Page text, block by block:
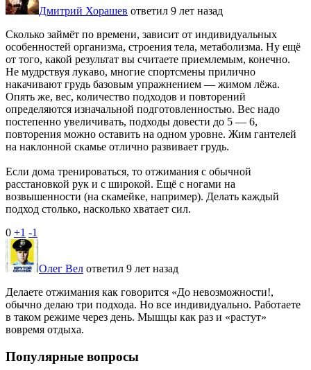
Дмитрий Хорашев ответил 9 лет назад
Сколько займёт по времени, зависит от индивидуальных
особенностей организма, строения тела, метаболизма. Ну ещё
от того, какой результат вы считаете приемлемым, конечно.
Не мудрствуя лукаво, многие спортсмены прилично
накачивают грудь базовым упражнением — жимом лёжа.
Опять же, вес, количество подходов и повторений
определяются изначальной подготовленностью. Вес надо
постепенно увеличивать, подходы довести до 5 — 6,
повторения можно оставить на одном уровне. Жим гантелей
на наклонной скамье отлично развивает грудь.
Если дома тренироваться, то отжимания с обычной
расстановкой рук и с широкой. Ещё с ногами на
возвышенности (на скамейке, например). Делать каждый
подход столько, насколько хватает сил.
0 +1 -1
Олег Вел ответил 9 лет назад
Делаете отжимания как говорится «До невозможности!,
обычно делаю три подхода. Но все индивидуально. Работаете
в таком режиме через день. Мышцы как раз и «растут»
вовремя отдыха.
Популярные вопросы